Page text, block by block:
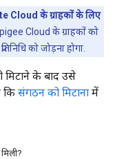
Cloud के ग्राहकों के लिए
Cloud के ग्राहकों को
को जोड़ना होगा.
के बाद उसे
कि संगठन को मिटाना में